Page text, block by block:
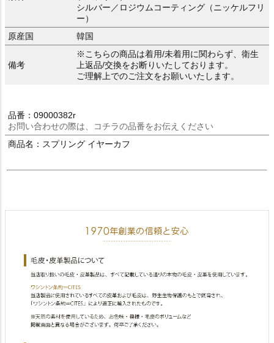
シルバー／ロジウムコーティング（ニッケルフリ
ー）
原産国
韓国
備考
※こちらの商品は着用/未着用に関わらず、衛生
上返品/交換をお断りいたしております。
ご理解上でのご注文をお願いいたします。
品番：09000382r
お問い合わせの際は、コチラの品番をお伝えください
商品名：スプリング イヤーカフ